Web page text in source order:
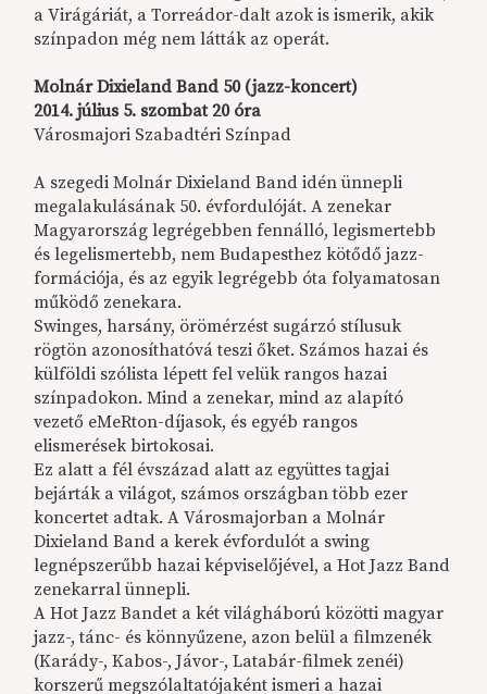
a Virágáriát, a Torreádor-dalt azok is ismerik, akik
színpadon még nem látták az operát.
Molnár Dixieland Band 50 (jazz-koncert)
2014. július 5. szombat 20 óra
Városmajori Szabadtéri Színpad
A szegedi Molnár Dixieland Band idén ünnepli
megalakulásának 50. évfordulóját. A zenekar
Magyarország legrégebben fennálló, legismertebb
és legelismertebb, nem Budapesthez kötődő jazz-
formációja, és az egyik legrégebb óta folyamatosan
működő zenekara.
Swinges, harsány, örömérzést sugárzó stílusuk
rögtön azonosíthatóvá teszi őket. Számos hazai és
külföldi szólista lépett fel velük rangos hazai
színpadokon. Mind a zenekar, mind az alapító
vezető eMeRton-díjasok, és egyéb rangos
elismerések birtokosai.
Ez alatt a fél évszázad alatt az együttes tagjai
bejárták a világot, számos országban több ezer
koncertet adtak. A Városmajorban a Molnár
Dixieland Band a kerek évfordulót a swing
legnépszerűbb hazai képviselőjével, a Hot Jazz Band
zenekarral ünnepli.
A Hot Jazz Bandet a két világháború közötti magyar
jazz-, tánc- és könnyűzene, azon belül a filmzenék
(Karády-, Kabos-, Jávor-, Latabár-filmek zenéi)
korszerű megszólaltatójaként ismeri a hazai